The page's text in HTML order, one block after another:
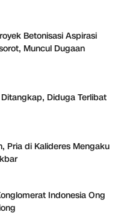
Betonisasi Aspirasi
Muncul Dugaan
Diduga Terlibat
Pria di Kalideres Mengaku
Indonesia Ong